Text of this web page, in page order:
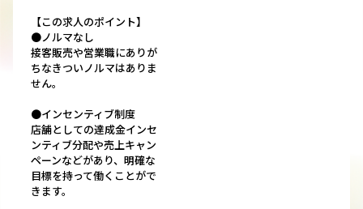
【この求人のポイント】
●ノルマなし
接客販売や営業職にありが
ちなきついノルマはありま
せん。
●インセンティブ制度
店舗としての達成金インセ
ンティブ分配や売上キャン
ペーンなどがあり、明確な
目標を持って働くことがで
きます。